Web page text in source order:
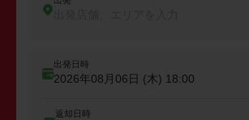
出発日時
2026年08月06日 (木) 18:00
返却日時